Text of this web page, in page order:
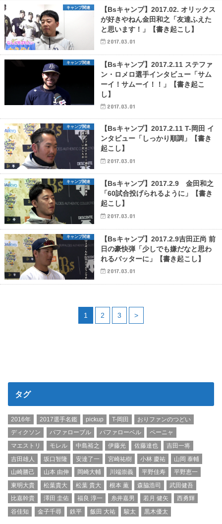
キャンプ関連
【Bsキャンプ】2017.02. オリックス
が好きやねん金田和之「友達ふえた
と思います！」【書き起こし】
2017.03.01
キャンプ関連
【Bsキャンプ】2017.2.11 ステファ
ン・ロメロ選手インタビュー「サム
ーイ！サムーイ！！」【書き起こ
し】
2017.03.01
キャンプ関連
【Bsキャンプ】2017.2.11 T-岡田 イ
ンタビュー「しっかり順調」【書き
起こし】
2017.03.01
キャンプ関連
【Bsキャンプ】2017.2.9 金田和之
「60試合投げられるように」【書き
起こし】
2017.03.01
キャンプ関連
【Bsキャンプ】2017.2.9吉田正尚 前
日の豪快弾「少しでも嫌だなと思わ
れるバッターに」【書き起こし】
2017.03.01
1 2 3 >
タグ
2016年 2017選手名鑑 pickup T-岡田
おりファンのつどい
ディクソン
バファローブル バファローベル
ペーニャ
マエストリ
モレル 中島裕之 伊藤光 佐藤達也
吉田一将
吉田雄人
坂口智隆 安達了一 宮崎祐樹 小林 慶祐
山岡 泰輔
山崎勝己
山本 由伸 岡崎大輔 川端崇義 平野佳寿
平野恵一
東明大貴
松葉貴大 松葉 貴大 根本 薫 森脇浩司
武田健吾
比嘉幹貴
澤田 圭佑 福良 淳一 糸井嘉男 若月 健矢
西勇輝
谷佳知
金子千尋 鉄平 飯田 大祐 駿太 黒木優太